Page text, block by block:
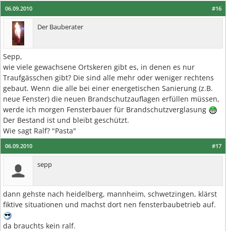
#16
06.09.2010
Der Bauberater
Sepp,
wie viele gewachsene Ortskeren gibt es, in denen es nur
Traufgässchen gibt? Die sind alle mehr oder weniger rechtens
gebaut. Wenn die alle bei einer energetischen Sanierung (z.B.
neue Fenster) die neuen Brandschutzauflagen erfüllen müssen,
werde ich morgen Fensterbauer für Brandschutzverglasung
Der Bestand ist und bleibt geschützt.
Wie sagt Ralf? "Pasta"
#17
06.09.2010
sepp
dann gehste nach heidelberg, mannheim, schwetzingen, klärst
fiktive situationen und machst dort nen fensterbaubetrieb auf.
da brauchts kein ralf.